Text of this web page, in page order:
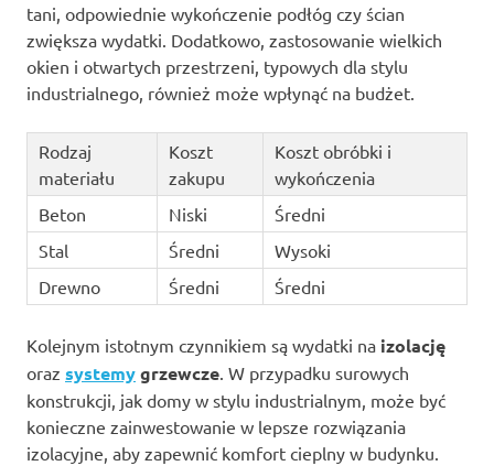
tani, odpowiednie wykończenie podłóg czy ścian
zwiększa wydatki. Dodatkowo, zastosowanie wielkich
okien i otwartych przestrzeni, typowych dla stylu
industrialnego, również może wpłynąć na budżet.
Rodzaj
materiału
Koszt
zakupu
Koszt obróbki i
wykończenia
Beton
Niski
Średni
Stal
Średni
Wysoki
Drewno
Średni Średni
Kolejnym istotnym czynnikiem są wydatki na izolację
oraz systemygrzewcze . W przypadku surowych
konstrukcji, jak domy w stylu industrialnym, może być
konieczne zainwestowanie w lepsze rozwiązania
izolacyjne, aby zapewnić komfort cieplny w budynku.